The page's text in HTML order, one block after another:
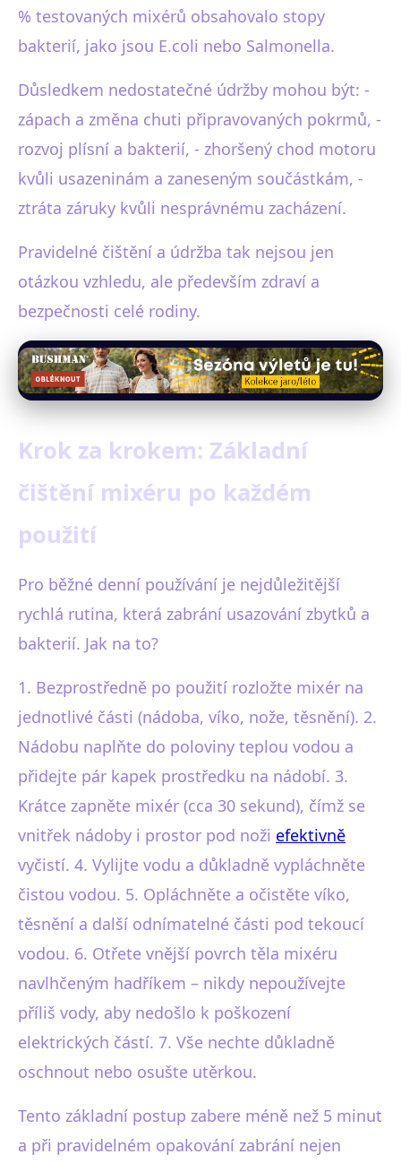
% testovaných mixérů obsahovalo stopy
bakterií, jako jsou E.coli nebo Salmonella.
Důsledkem nedostatečné údržby mohou být: -
zápach a změna chuti připravovaných pokrmů, -
rozvoj plísní a bakterií, - zhoršený chod motoru
kvůli usazeninám a zaneseným součástkám, -
ztráta záruky kvůli nesprávnému zacházení.
Pravidelné čištění a údržba tak nejsou jen
otázkou vzhledu, ale především zdraví a
bezpečnosti celé rodiny.
Krok za krokem: Základní
čištění mixéru po každém
použití
Pro běžné denní používání je nejdůležitější
rychlá rutina, která zabrání usazování zbytků a
bakterií. Jak na to?
1. Bezprostředně po použití rozložte mixér na
jednotlivé části (nádoba, víko, nože, těsnění). 2.
Nádobu naplňte do poloviny teplou vodou a
přidejte pár kapek prostředku na nádobí. 3.
Krátce zapněte mixér (cca 30 sekund), čímž se
vnitřek nádoby i prostor pod noži efektivně
vyčistí. 4. Vylijte vodu a důkladně vypláchněte
čistou vodou. 5. Opláchněte a očistěte víko,
těsnění a další odnímatelné části pod tekoucí
vodou. 6. Otřete vnější povrch těla mixéru
navlhčeným hadříkem – nikdy nepoužívejte
příliš vody, aby nedošlo k poškození
elektrických částí. 7. Vše nechte důkladně
oschnout nebo osušte utěrkou.
Tento základní postup zabere méně než 5 minut
a při pravidelném opakování zabrání nejen